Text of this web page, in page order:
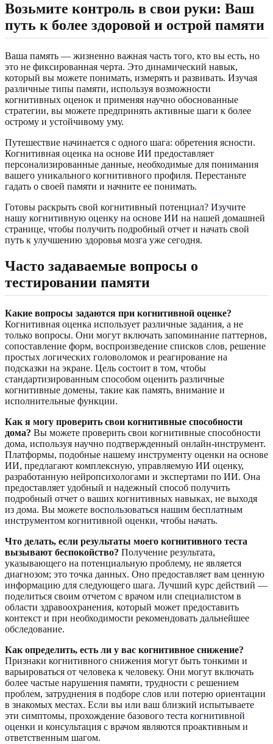
Возьмите контроль в свои руки: Ваш
путь к более здоровой и острой памяти
Ваша память — жизненно важная часть того, кто вы есть, но
это не фиксированная черта. Это динамический навык,
который вы можете понимать, измерять и развивать. Изучая
различные типы памяти, используя возможности
когнитивных оценок и применяя научно обоснованные
стратегии, вы можете предпринять активные шаги к более
острому и устойчивому уму.
Путешествие начинается с одного шага: обретения ясности.
Когнитивная оценка на основе ИИ предоставляет
персонализированные данные, необходимые для понимания
вашего уникального когнитивного профиля. Перестаньте
гадать о своей памяти и начните ее понимать.
Готовы раскрыть свой когнитивный потенциал? Изучите
нашу когнитивную оценку на основе ИИ на нашей домашней
странице, чтобы получить подробный отчет и начать свой
путь к улучшению здоровья мозга уже сегодня.
Часто задаваемые вопросы о
тестировании памяти
Какие вопросы задаются при когнитивной оценке?
Когнитивная оценка использует различные задания, а не
только вопросы. Они могут включать запоминание паттернов,
сопоставление форм, воспроизведение списков слов, решение
простых логических головоломок и реагирование на
подсказки на экране. Цель состоит в том, чтобы
стандартизированным способом оценить различные
когнитивные домены, такие как память, внимание и
исполнительные функции.
Как я могу проверить свои когнитивные способности
дома? Вы можете проверить свои когнитивные способности
дома, используя научно подтвержденный онлайн-инструмент.
Платформы, подобные нашему инструменту оценки на основе
ИИ, предлагают комплексную, управляемую ИИ оценку,
разработанную нейропсихологами и экспертами по ИИ. Она
предоставляет удобный и надежный способ получить
подробный отчет о ваших когнитивных навыках, не выходя
из дома. Вы можете воспользоваться нашим бесплатным
инструментом когнитивной оценки, чтобы начать.
Что делать, если результаты моего когнитивного теста
вызывают беспокойство? Получение результата,
указывающего на потенциальную проблему, не является
диагнозом; это точка данных. Оно предоставляет вам ценную
информацию для следующего шага. Лучший курс действий —
поделиться своим отчетом с врачом или специалистом в
области здравоохранения, который может предоставить
контекст и при необходимости рекомендовать дальнейшее
обследование.
Как определить, есть ли у вас когнитивное снижение?
Признаки когнитивного снижения могут быть тонкими и
варьироваться от человека к человеку. Они могут включать
более частые нарушения памяти, трудности с решением
проблем, затруднения в подборе слов или потерю ориентации
в знакомых местах. Если вы или ваш близкий испытываете
эти симптомы, прохождение базового теста когнитивной
оценки и консультация с врачом являются проактивным и
ответственным шагом.